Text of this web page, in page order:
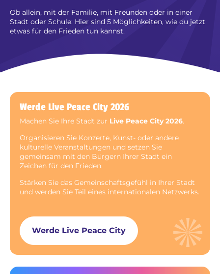
Ob allein, mit der Familie, mit Freunden oder in einer
Stadt oder Schule: Hier sind 5 Möglichkeiten, wie du jetzt
etwas für den Frieden tun kannst.
Werde Live Peace City 2026
Machen Sie Ihre Stadt zur Live Peace City 2026.
Organisieren Sie Konzerte, Kunst- oder andere
kulturelle Veranstaltungen und setzen Sie
gemeinsam mit den Bürgern Ihrer Stadt ein
Zeichen für den Frieden.
Stärken Sie das Gemeinschaftsgefühl in Ihrer Stadt
und werden Sie Teil eines internationalen Netzwerks.
Werde Live Peace City